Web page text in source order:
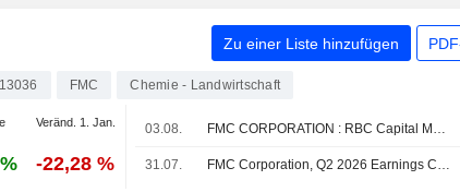
Zu einer Liste hinzufügen
FMC Chemie - Landwirtschaft
Veränd. 1. Jan.
-22,28 %
03.08. FMC CORPORATION : RBC Capital Markets bekräftigt seine neutrale Bewertung
31.07. FMC Corporation, Q2 2026 Earnings Call, Jul 30, 2026